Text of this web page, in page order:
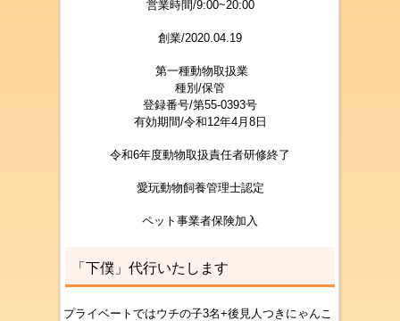
営業時間/9:00~20:00
創業/2020.04.19
第一種動物取扱業
種別/保管
登録番号/第55-0393号
有効期間/令和12年4月8日
令和6年度動物取扱責任者研修終了
愛玩動物飼養管理士認定
ペット事業者保険加入
「下僕」代行いたします
プライベートではウチの子3名+後見人つきにゃんこ